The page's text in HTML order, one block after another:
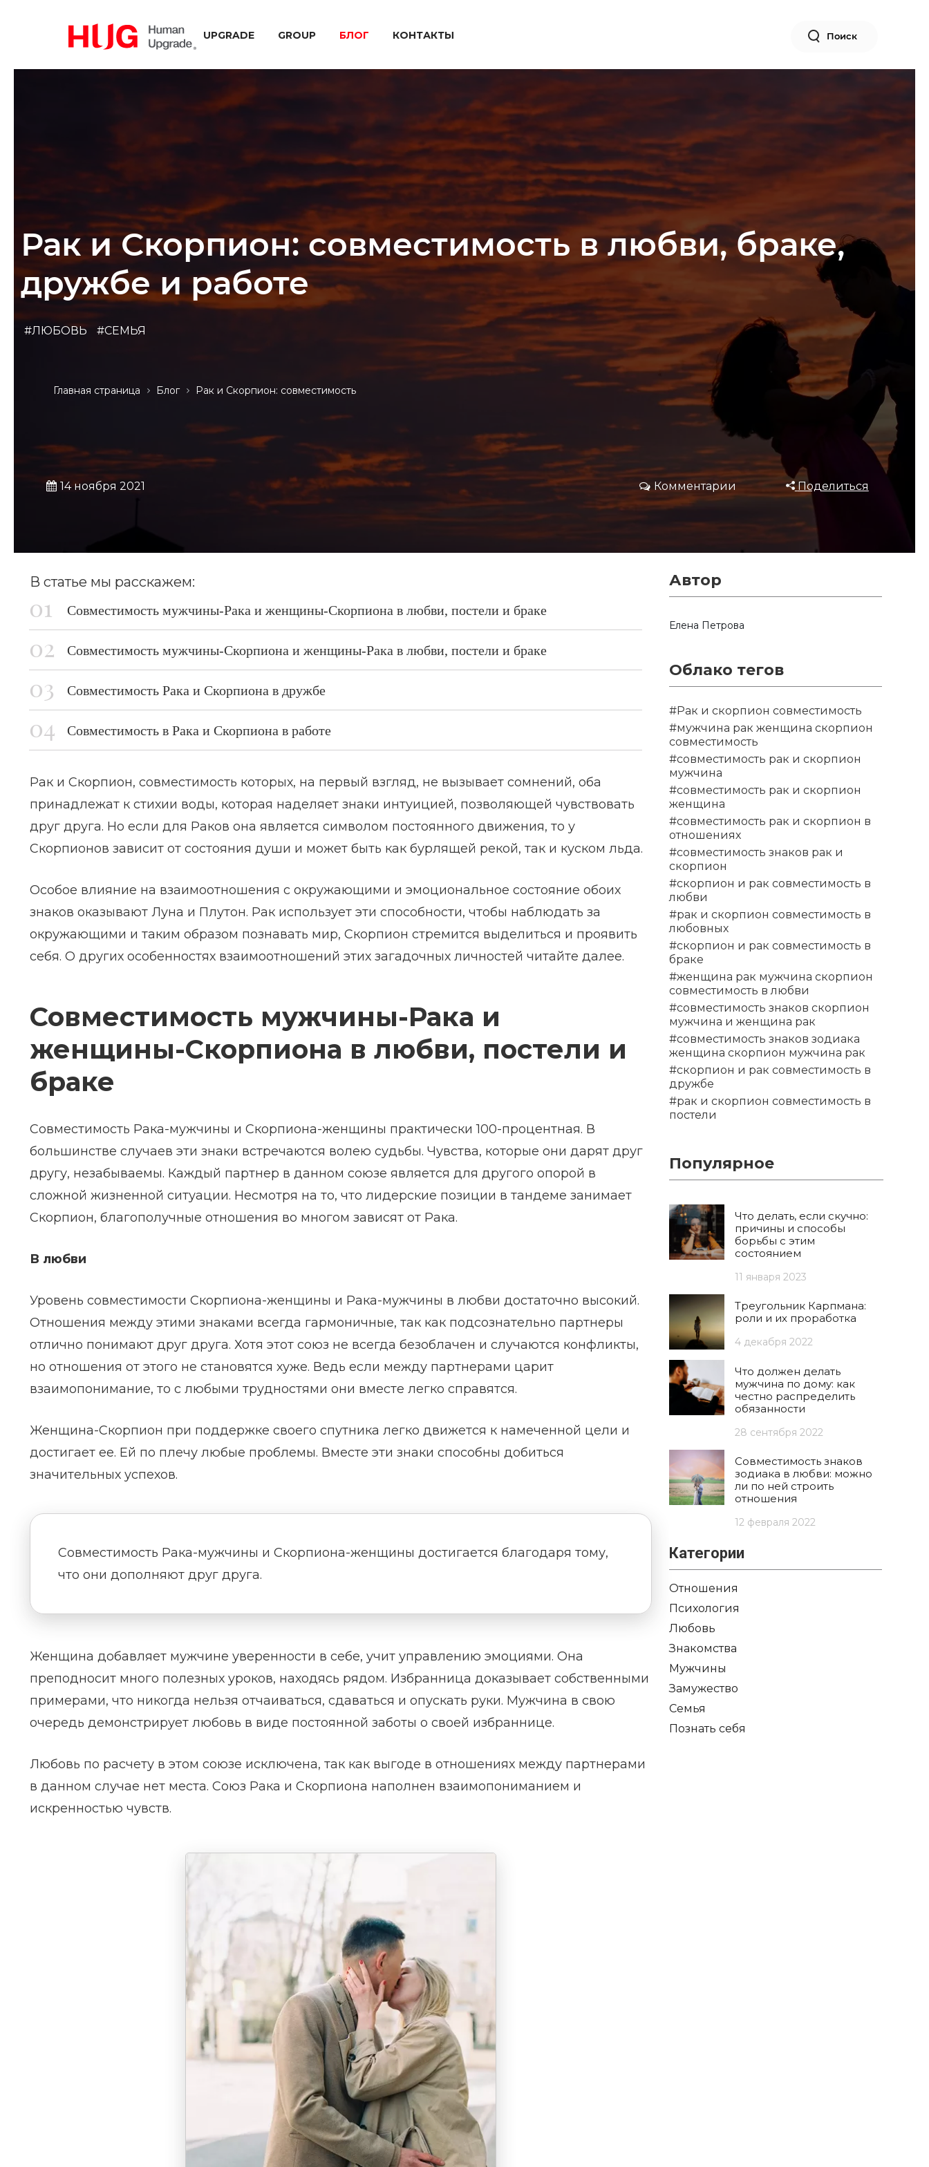
UPGRADE GROUP БЛОГ КОНТАКТЫ Поиск
Главная страница Блог Рак и Скорпион: совместимость
Рак и Скорпион: совместимость в любви, браке,
дружбе и работе
#ЛЮБОВЬ #СЕМЬЯ
14 ноября 2021 Комментарии Поделиться
В статье мы расскажем:
Совместимость мужчины-Рака и женщины-Скорпиона в любви, постели и браке
Совместимость мужчины-Скорпиона и женщины-Рака в любви, постели и браке
Совместимость Рака и Скорпиона в дружбе
Совместимость в Рака и Скорпиона в работе
Рак и Скорпион, совместимость которых, на первый взгляд, не вызывает сомнений, оба
принадлежат к стихии воды, которая наделяет знаки интуицией, позволяющей чувствовать
друг друга. Но если для Раков она является символом постоянного движения, то у
Скорпионов зависит от состояния души и может быть как бурлящей рекой, так и куском льда.
Особое влияние на взаимоотношения с окружающими и эмоциональное состояние обоих
знаков оказывают Луна и Плутон. Рак использует эти способности, чтобы наблюдать за
окружающими и таким образом познавать мир, Скорпион стремится выделиться и проявить
себя. О других особенностях взаимоотношений этих загадочных личностей читайте далее.
Совместимость мужчины-Рака и
женщины-Скорпиона в любви, постели и
браке
Совместимость Рака-мужчины и Скорпиона-женщины практически 100-процентная. В
большинстве случаев эти знаки встречаются волею судьбы. Чувства, которые они дарят друг
другу, незабываемы. Каждый партнер в данном союзе является для другого опорой в
сложной жизненной ситуации. Несмотря на то, что лидерские позиции в тандеме занимает
Скорпион, благополучные отношения во многом зависят от Рака.
В любви
Уровень совместимости Скорпиона-женщины и Рака-мужчины в любви достаточно высокий.
Отношения между этими знаками всегда гармоничные, так как подсознательно партнеры
отлично понимают друг друга. Хотя этот союз не всегда безоблачен и случаются конфликты,
но отношения от этого не становятся хуже. Ведь если между партнерами царит
взаимопонимание, то с любыми трудностями они вместе легко справятся.
Женщина-Скорпион при поддержке своего спутника легко движется к намеченной цели и
достигает ее. Ей по плечу любые проблемы. Вместе эти знаки способны добиться
значительных успехов.
Совместимость Рака-мужчины и Скорпиона-женщины достигается благодаря тому,
что они дополняют друг друга.
Женщина добавляет мужчине уверенности в себе, учит управлению эмоциями. Она
преподносит много полезных уроков, находясь рядом. Избранница доказывает собственными
примерами, что никогда нельзя отчаиваться, сдаваться и опускать руки. Мужчина в свою
очередь демонстрирует любовь в виде постоянной заботы о своей избраннице.
Любовь по расчету в этом союзе исключена, так как выгоде в отношениях между партнерами
в данном случае нет места. Союз Рака и Скорпиона наполнен взаимопониманием и
искренностью чувств.
Автор
Елена Петрова
Облако тегов
#Рак и скорпион совместимость
#мужчина рак женщина скорпион
совместимость
#совместимость рак и скорпион
мужчина
#совместимость рак и скорпион
женщина
#совместимость рак и скорпион в
отношениях
#совместимость знаков рак и
скорпион
#скорпион и рак совместимость в
любви
#рак и скорпион совместимость в
любовных
#скорпион и рак совместимость в
браке
#женщина рак мужчина скорпион
совместимость в любви
#совместимость знаков скорпион
мужчина и женщина рак
#совместимость знаков зодиака
женщина скорпион мужчина рак
#скорпион и рак совместимость в
дружбе
#рак и скорпион совместимость в
постели
Популярное
Что делать, если скучно:
причины и способы
борьбы с этим
состоянием
11 января 2023
Треугольник Карпмана:
роли и их проработка
4 декабря 2022
Что должен делать
мужчина по дому: как
честно распределить
обязанности
28 сентября 2022
Совместимость знаков
зодиака в любви: можно
ли по ней строить
отношения
12 февраля 2022
Категории
Отношения
Психология
Любовь
Знакомства
Мужчины
Замужество
Семья
Познать себя